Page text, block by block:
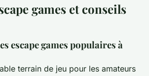
games et conseils
escape games populaires à
terrain de jeu pour les amateurs